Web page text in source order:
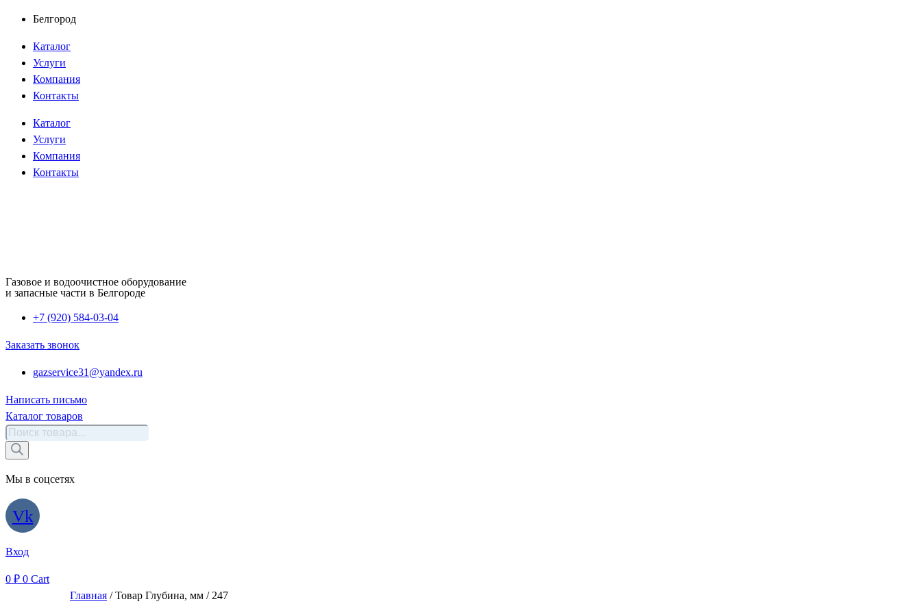
Перейти
содержимому
Белгород
Каталог
Услуги
Компания
Контакты
Каталог
Услуги
Компания
Контакты
Газовое и водоочистное оборудование
и запасные части в Белгороде
+7 (920) 584-03-04
Заказать звонок
gazservice31@yandex.ru
Написать письмо
Каталог товаров
Поиск
товаров
Мы в соцсетях
Vk
Вход
0 ₽ 0 Cart
Главная / Товар Глубина, мм / 247